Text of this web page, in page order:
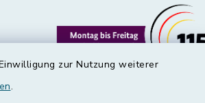
zur Nutzung weiterer
.